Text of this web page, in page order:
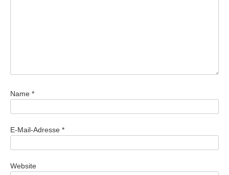
Name *
E-Mail-Adresse *
Website